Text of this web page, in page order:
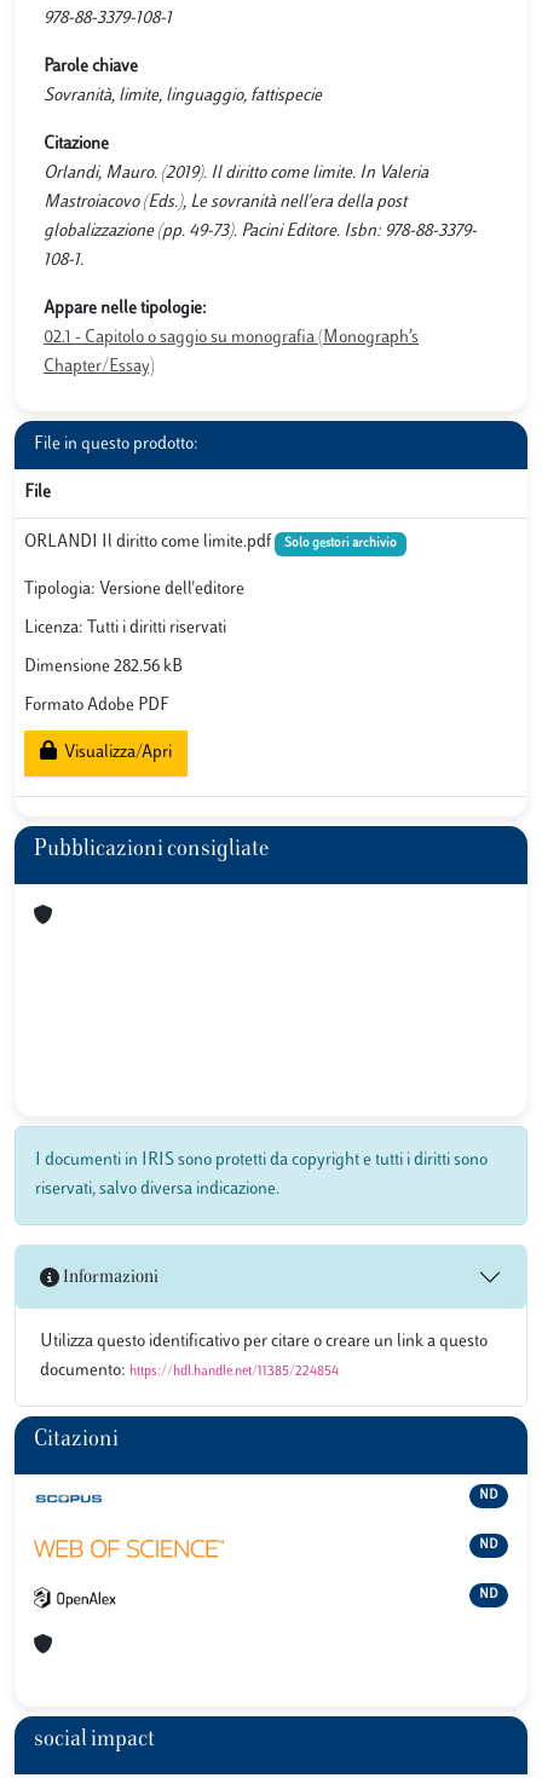
978-88-3379-108-1
Parole chiave
Sovranità, limite, linguaggio, fattispecie
Citazione
Orlandi, Mauro. (2019). Il diritto come limite. In Valeria
Mastroiacovo (Eds.), Le sovranità nell'era della post
globalizzazione (pp. 49-73). Pacini Editore. Isbn: 978-88-3379-
108-1.
Appare nelle tipologie:
02.1 - Capitolo o saggio su monografia (Monograph’s
Chapter/Essay)
File in questo prodotto:
File
ORLANDI Il diritto come limite.pdf Solo gestori archivio
Tipologia: Versione dell'editore
Licenza: Tutti i diritti riservati
Dimensione 282.56 kB
Formato Adobe PDF
Visualizza/Apri
Pubblicazioni consigliate
I documenti in IRIS sono protetti da copyright e tutti i diritti sono
riservati, salvo diversa indicazione.
Informazioni
Utilizza questo identificativo per citare o creare un link a questo
documento: https://hdl.handle.net/11385/224854
Citazioni
ND
ND
ND
social impact